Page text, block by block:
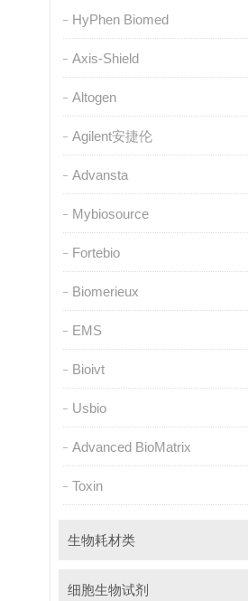
HyPhen Biomed
Axis-Shield
Altogen
Agilent安捷伦
Advansta
Mybiosource
Fortebio
Biomerieux
EMS
Bioivt
Usbio
Advanced BioMatrix
Toxin
生物耗材类
细胞生物试剂